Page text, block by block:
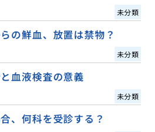
未分類
の鮮血、放置は禁物？
未分類
血液検査の意義
未分類
、何科を受診する？